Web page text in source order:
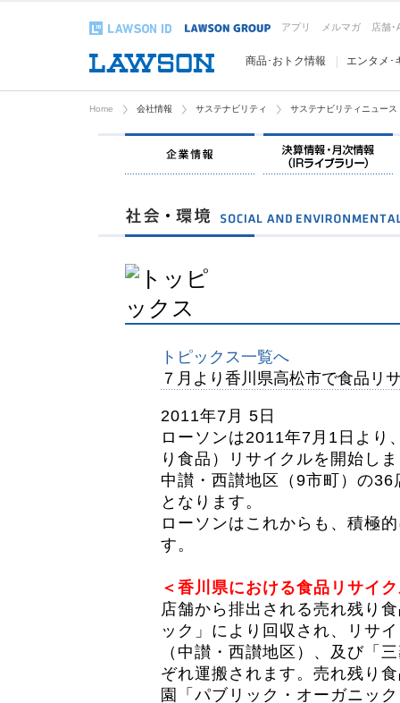
アプリ メルマガ 店舗･
商品･おトク情報 エンタメ･
Home 会社情報 サステナビリティ サステナビリティニュース
企業情報
トピックス一覧へ
７月より香川県高松市で食品リ
2011年7月 5日
ローソンは2011年7月1日より
り食品）リサイクルを開始し
中讃・西讃地区（9市町）の
となります。
ローソンはこれからも、積極
す。
＜香川県における食品リサイ
店舗から排出される売れ残り
ック」により回収され、リサ
（中讃・西讃地区）、及び「
ぞれ運搬されます。売れ残り
園「パブリック・オーガニッ